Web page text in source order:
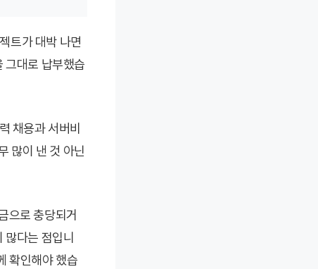
트가 대박 나면
그대로 납부했습
채용과 서버비
많이 낸 것 아닌
으로 충당되거
많다는 점입니
확인해야 했습